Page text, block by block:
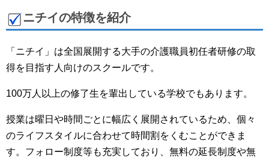
ニチイの特徴を紹介
「ニチイ」は全国展開する大手の介護職員初任者研修の取
得を目指す人向けのスクールです。
100万人以上の修了生を輩出している学校でもあります。
授業は曜日や時間ごとに幅広く展開されているため、個々
のライフスタイルに合わせて時間割をくむことができま
す。フォロー制度等も充実しており、無料の延長制度や無